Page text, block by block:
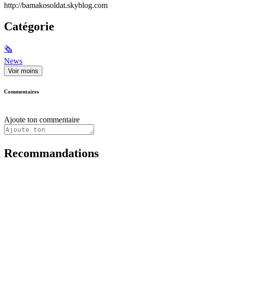
http://bamakosoldat.skyblog.com
Catégorie
🗞
News
Voir moins
Commentaires
Ajoute ton commentaire
Recommandations